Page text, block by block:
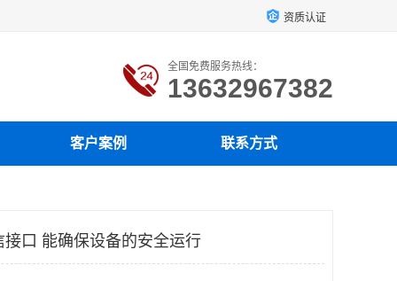
资质认证
全国免费服务热线：
13632967382
客户案例 联系方式
接口 能确保设备的安全运行